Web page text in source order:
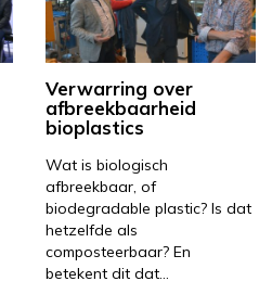
Verwarring over
afbreekbaarheid
bioplastics
Wat is biologisch
afbreekbaar, of
biodegradable plastic? Is dat
hetzelfde als
composteerbaar? En
betekent dit dat…